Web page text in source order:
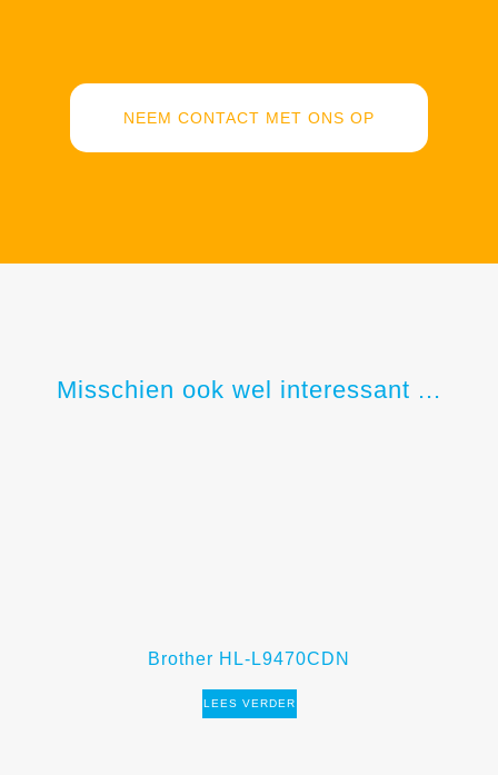
NEEM CONTACT MET ONS OP
Misschien ook wel interessant ...
Brother HL-L9470CDN
LEES VERDER